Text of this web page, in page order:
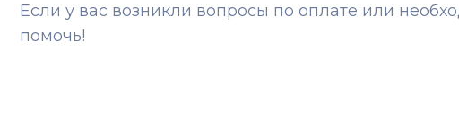
Если у вас возникли вопросы по оплате или
помочь!